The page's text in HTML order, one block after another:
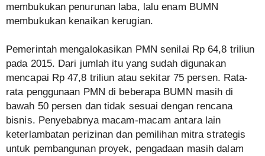
membukukan penurunan laba, lalu enam BUMN
membukukan kenaikan kerugian.
Pemerintah mengalokasikan PMN senilai Rp 64,8 triliun
pada 2015. Dari jumlah itu yang sudah digunakan
mencapai Rp 47,8 triliun atau sekitar 75 persen. Rata-
rata penggunaan PMN di beberapa BUMN masih di
bawah 50 persen dan tidak sesuai dengan rencana
bisnis. Penyebabnya macam-macam antara lain
keterlambatan perizinan dan pemilihan mitra strategis
untuk pembangunan proyek, pengadaan masih dalam